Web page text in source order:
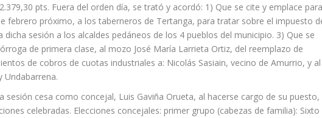
pts. Fuera del orden día, se trató y acordó: 1) Que se cite y emplace para
febrero próximo, a los taberneros de Tertanga, para tratar sobre el impuesto
dicha sesión a los alcaldes pedáneos de los 4 pueblos del municipio. 3) Que se
de primera clase, al mozo José María Larrieta Ortiz, del reemplazo de
de cobros de cuotas industriales a: Nicolás Sasiain, vecino de Amurrio, y al
Undabarrena.
sesión cesa como concejal, Luis Gaviña Orueta, al hacerse cargo de su puesto,
celebradas. Elecciones concejales: primer grupo (cabezas de familia): Sixto